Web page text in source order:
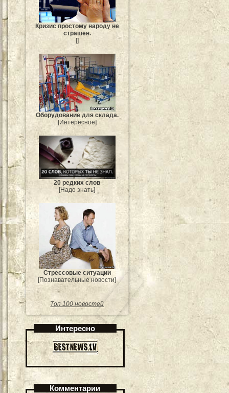
Кризис простому народу не
страшен.
[]
Оборудование для склада.
[Интересное]
20 редких слов
[Надо знать]
Стрессовые ситуации
[Познавательные новости]
Топ 100 новостей
Интересно
Комментарии